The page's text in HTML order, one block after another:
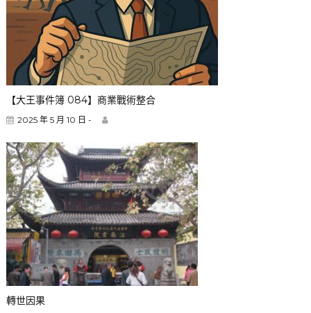
【大王事件簿 084】商業戰術整合
2025 年 5 月 10 日 -
轉世因果